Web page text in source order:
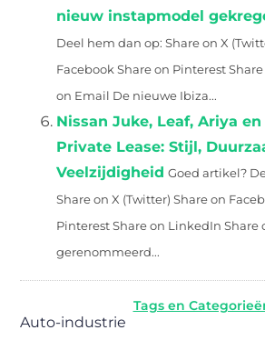
nieuw instapmodel
Deel hem dan op: Share on X
Facebook Share on Pinterest
on Email De nieuwe Ibiza...
Nissan Juke, Leaf, Ariya
Private Lease: Stijl,
Veelzijdigheid Goed artikel?
Share on X (Twitter) Share on
Pinterest Share on LinkedIn Share
gerenommeerd...
Tags en
Auto-industrie